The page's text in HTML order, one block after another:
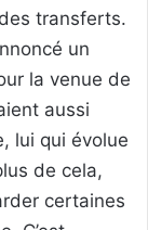
transferts.
un
la venue de
aussi
lui qui évolue
de cela,
certaines